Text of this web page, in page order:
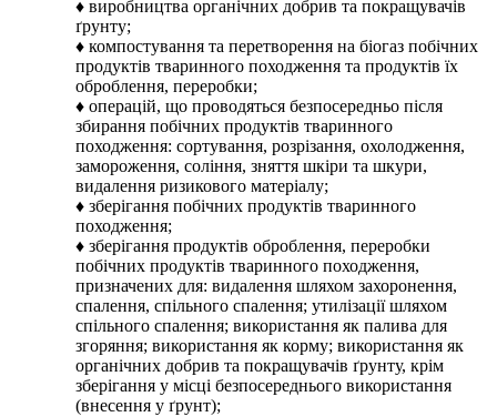
♦ виробництва органічних добрив та покращувачів
ґрунту;
♦ компостування та перетворення на біогаз побічних
продуктів тваринного походження та продуктів їх
оброблення, переробки;
♦ операцій, що проводяться безпосередньо після
збирання побічних продуктів тваринного
походження: сортування, розрізання, охолодження,
замороження, соління, зняття шкіри та шкури,
видалення ризикового матеріалу;
♦ зберігання побічних продуктів тваринного
походження;
♦ зберігання продуктів оброблення, переробки
побічних продуктів тваринного походження,
призначених для: видалення шляхом захоронення,
спалення, спільного спалення; утилізації шляхом
спільного спалення; використання як палива для
згоряння; використання як корму; використання як
органічних добрив та покращувачів ґрунту, крім
зберігання у місці безпосереднього використання
(внесення у ґрунт);